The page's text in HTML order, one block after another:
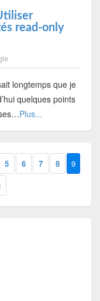
read-only
longtemps que je
quelques points
Plus...
5 6 7 8
9